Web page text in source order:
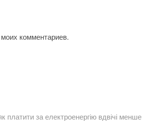
комментариев.
за електроенергію вдвічі менше